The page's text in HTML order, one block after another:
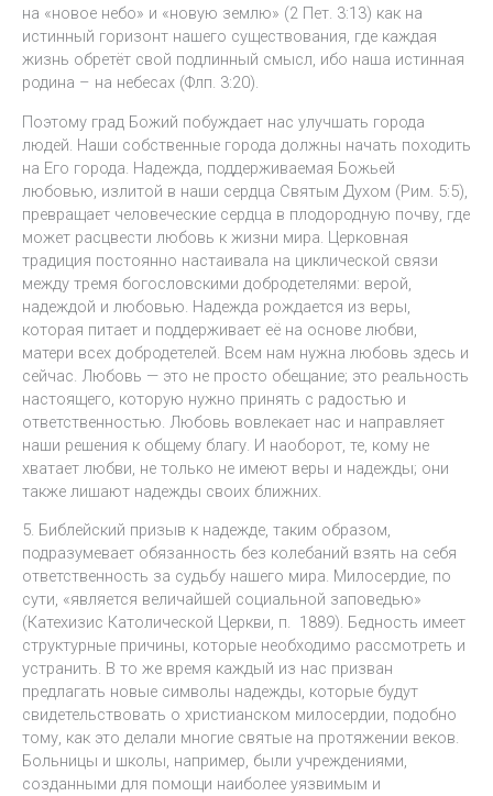
на «новое небо» и «новую землю» (2 Пет. 3:13) как на
истинный горизонт нашего существования, где каждая
жизнь обретёт свой подлинный смысл, ибо наша истинная
родина – на небесах (Флп. 3:20).
Поэтому град Божий побуждает нас улучшать города
людей. Наши собственные города должны начать походить
на Его города. Надежда, поддерживаемая Божьей
любовью, излитой в наши сердца Святым Духом (Рим. 5:5),
превращает человеческие сердца в плодородную почву, где
может расцвести любовь к жизни мира. Церковная
традиция постоянно настаивала на циклической связи
между тремя богословскими добродетелями: верой,
надеждой и любовью. Надежда рождается из веры,
которая питает и поддерживает её на основе любви,
матери всех добродетелей. Всем нам нужна любовь здесь и
сейчас. Любовь — это не просто обещание; это реальность
настоящего, которую нужно принять с радостью и
ответственностью. Любовь вовлекает нас и направляет
наши решения к общему благу. И наоборот, те, кому не
хватает любви, не только не имеют веры и надежды; они
также лишают надежды своих ближних.
5. Библейский призыв к надежде, таким образом,
подразумевает обязанность без колебаний взять на себя
ответственность за судьбу нашего мира. Милосердие, по
сути, «является величайшей социальной заповедью»
(Катехизис Католической Церкви, п. 1889). Бедность имеет
структурные причины, которые необходимо рассмотреть и
устранить. В то же время каждый из нас призван
предлагать новые символы надежды, которые будут
свидетельствовать о христианском милосердии, подобно
тому, как это делали многие святые на протяжении веков.
Больницы и школы, например, были учреждениями,
созданными для помощи наиболее уязвимым и